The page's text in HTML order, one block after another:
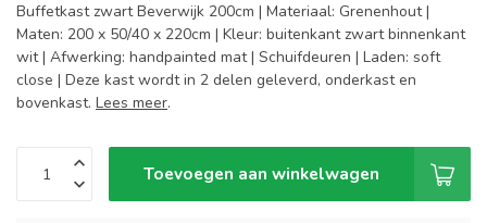
Buffetkast zwart Beverwijk 200cm | Materiaal: Grenenhout |
Maten: 200 x 50/40 x 220cm | Kleur: buitenkant zwart binnenkant
wit | Afwerking: handpainted mat | Schuifdeuren | Laden: soft
close | Deze kast wordt in 2 delen geleverd, onderkast en
bovenkast. Lees meer.
Toevoegen aan winkelwagen